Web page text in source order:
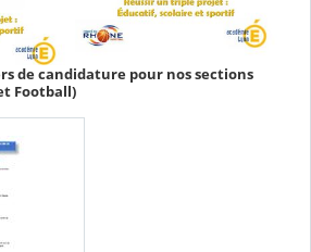
de candidature pour nos sections
Football)